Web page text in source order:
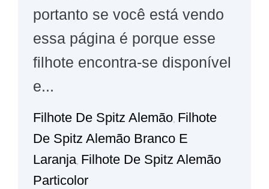
portanto se você está vendo
essa página é porque esse
filhote encontra-se disponível
e...
Filhote De Spitz Alemão, Filhote
De Spitz Alemão Branco E
Laranja, Filhote De Spitz Alemão
Particolor